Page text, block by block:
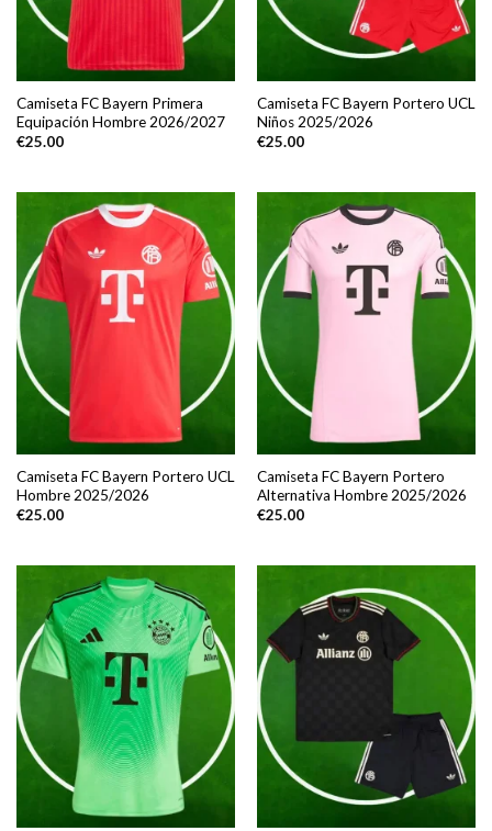
Camiseta FC Bayern Primera
Equipación Hombre 2026/2027
€25.00
Camiseta FC Bayern Portero UCL
Niños 2025/2026
€25.00
Camiseta FC Bayern Portero UCL
Hombre 2025/2026
€25.00
Camiseta FC Bayern Portero
Alternativa Hombre 2025/2026
€25.00